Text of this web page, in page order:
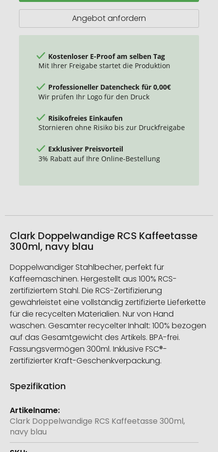
Kaffeetasse
Angebot anfordern
Kostenloser E-Proof am selben Tag
Mit Ihrer Freigabe startet die Produktion
Professioneller Datencheck für 0,00€
Wir prüfen Ihr Logo für den Druck
Risikofreies Einkaufen
Stornieren ohne Risiko bis zur Druckfreigabe
Exklusiver Preisvorteil
3% Rabatt auf Ihre Online-Bestellung
Clark Doppelwandige RCS Kaffeetasse
300ml, navy blau
Doppelwandiger Stahlbecher, perfekt für
Kaffeemaschinen. Hergestellt aus 100% RCS-
zertifiziertem Stahl. Die RCS-Zertifizierung
gewährleistet eine vollständig zertifizierte Lieferkette
für die recycelten Materialien. Nur von Hand
waschen. Gesamter recycelter Inhalt: 100% bezogen
auf das Gesamtgewicht des Artikels. BPA-frei.
Fassungsvermögen 300ml. Inklusive FSC®-
zertifizierter Kraft-Geschenkverpackung.
Spezifikation
Weitere
Informationen
Clark Doppelwandige RCS Kaffeetasse 300ml,
navy blau